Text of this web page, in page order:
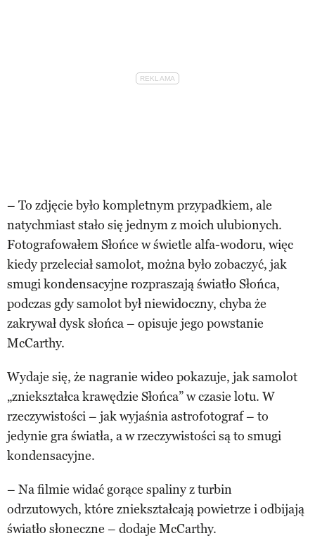
– To zdjęcie było kompletnym przypadkiem, ale
natychmiast stało się jednym z moich ulubionych.
Fotografowałem Słońce w świetle alfa-wodoru, więc
kiedy przeleciał samolot, można było zobaczyć, jak
smugi kondensacyjne rozpraszają światło Słońca,
podczas gdy samolot był niewidoczny, chyba że
zakrywał dysk słońca – opisuje jego powstanie
McCarthy.
Wydaje się, że nagranie wideo pokazuje, jak samolot
„zniekształca krawędzie Słońca” w czasie lotu. W
rzeczywistości – jak wyjaśnia astrofotograf – to
jedynie gra światła, a w rzeczywistości są to smugi
kondensacyjne.
– Na filmie widać gorące spaliny z turbin
odrzutowych, które zniekształcają powietrze i odbijają
światło słoneczne – dodaje McCarthy.